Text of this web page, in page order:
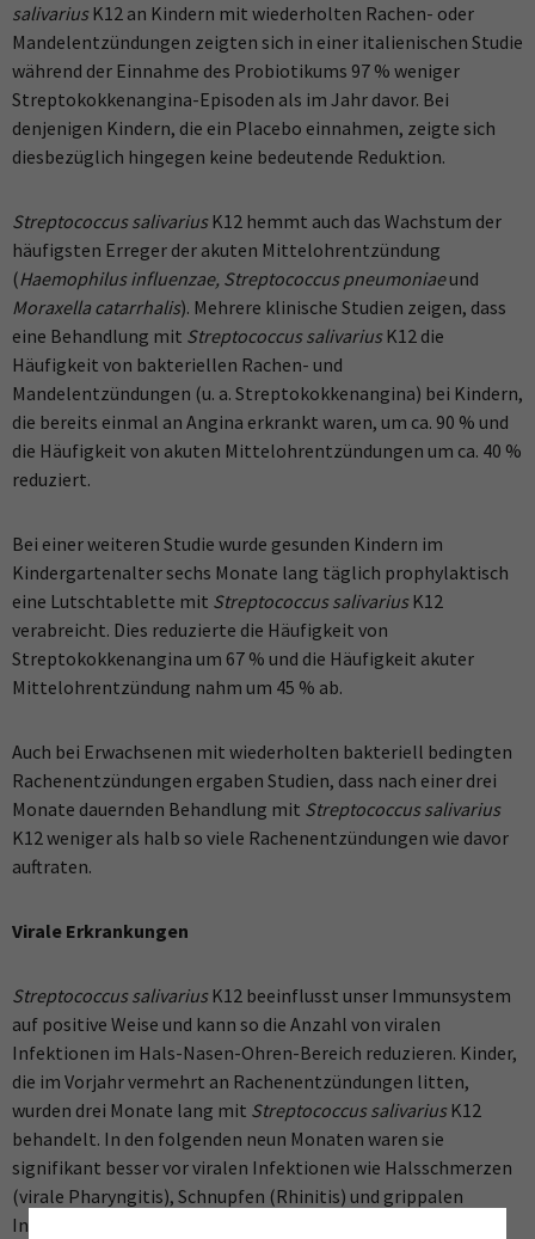
salivarius K12 an Kindern mit wiederholten Rachen- oder
Mandelentzündungen zeigten sich in einer italienischen Studie
während der Einnahme des Probiotikums 97 % weniger
Streptokokkenangina-Episoden als im Jahr davor. Bei
denjenigen Kindern, die ein Placebo einnahmen, zeigte sich
diesbezüglich hingegen keine bedeutende Reduktion.
Streptococcus salivarius K12 hemmt auch das Wachstum der
häufigsten Erreger der akuten Mittelohrentzündung
(Haemophilus influenzae, Streptococcus pneumoniaeund
Moraxella catarrhalis). Mehrere klinische Studien zeigen, dass
eine Behandlung mit Streptococcus salivarius K12 die
Häufigkeit von bakteriellen Rachen- und
Mandelentzündungen (u. a. Streptokokkenangina) bei Kindern,
die bereits einmal an Angina erkrankt waren, um ca. 90 % und
die Häufigkeit von akuten Mittelohrentzündungen um ca. 40 %
reduziert.
Bei einer weiteren Studie wurde gesunden Kindern im
Kindergartenalter sechs Monate lang täglich prophylaktisch
eine Lutschtablette mit Streptococcus salivarius K12
verabreicht. Dies reduzierte die Häufigkeit von
Streptokokkenangina um 67 % und die Häufigkeit akuter
Mittelohrentzündung nahm um 45 % ab.
Auch bei Erwachsenen mit wiederholten bakteriell bedingten
Rachenentzündungen ergaben Studien, dass nach einer drei
Monate dauernden Behandlung mit Streptococcus salivarius
K12 weniger als halb so viele Rachenentzündungen wie davor
auftraten.
Virale Erkrankungen
Streptococcus salivarius K12 beeinflusst unser Immunsystem
auf positive Weise und kann so die Anzahl von viralen
Infektionen im Hals-Nasen-Ohren-Bereich reduzieren. Kinder,
die im Vorjahr vermehrt an Rachenentzündungen litten,
wurden drei Monate lang mit Streptococcus salivarius K12
behandelt. In den folgenden neun Monaten waren sie
signifikant besser vor viralen Infektionen wie Halsschmerzen
(virale Pharyngitis), Schnupfen (Rhinitis) und grippalen
Infekten geschützt.